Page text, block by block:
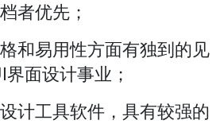
者优先；
和易用性方面有独到的见
面设计事业；
计工具软件，具有较强的